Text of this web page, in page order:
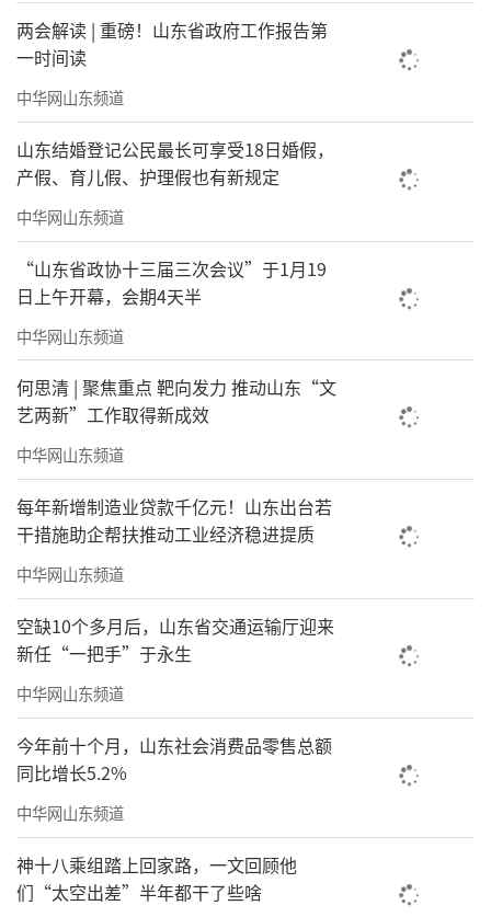
两会解读 | 重磅！山东省政府工作报告第
一时间读
中华网山东频道
山东结婚登记公民最长可享受18日婚假，
产假、育儿假、护理假也有新规定
中华网山东频道
“山东省政协十三届三次会议”于1月19
日上午开幕，会期4天半
中华网山东频道
何思清 | 聚焦重点 靶向发力 推动山东“文
艺两新”工作取得新成效
中华网山东频道
每年新增制造业贷款千亿元！山东出台若
干措施助企帮扶推动工业经济稳进提质
中华网山东频道
空缺10个多月后，山东省交通运输厅迎来
新任“一把手”于永生
中华网山东频道
今年前十个月，山东社会消费品零售总额
同比增长5.2%
中华网山东频道
神十八乘组踏上回家路，一文回顾他
们“太空出差”半年都干了些啥